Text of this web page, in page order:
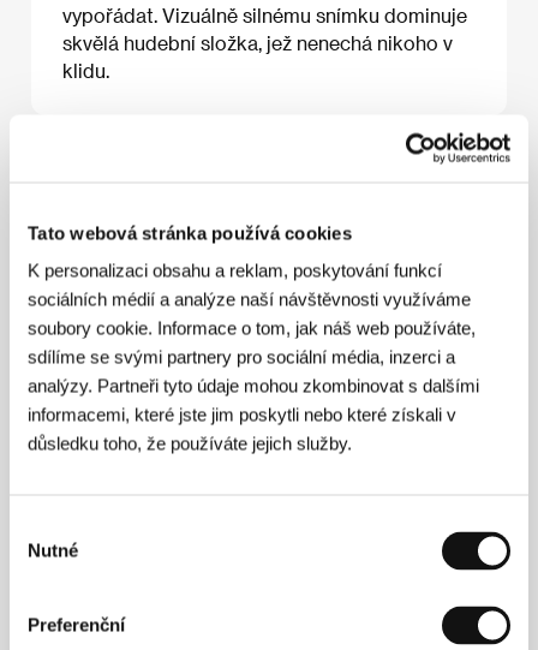
Tato webová stránka používá cookies
K personalizaci obsahu a reklam, poskytování funkcí
sociálních médií a analýze naší návštěvnosti využíváme
soubory cookie. Informace o tom, jak náš web používáte,
sdílíme se svými partnery pro sociální média, inzerci a
analýzy. Partneři tyto údaje mohou zkombinovat s dalšími
informacemi, které jste jim poskytli nebo které získali v
důsledku toho, že používáte jejich služby.
souhlasu
Nutné
Preferenční
vypořádat. Vizuálně silnému snímku dominuje
skvělá hudební složka, jež nenechá nikoho v
klidu.
110 min / Barevný, DCP
RežieLeszek Dawid/ ScénářMaciej Pisuk/
Kamera
Radosław Ładczuk / Hudba
Paktofonika,
Rahim, Fokus / StřihJarosław Kamiński /
ProducentJerzy Kapuściński, Łukasz Barczyk/
VýrobaStudio Filmowe Kadr/ HrajíMarcin
Kowalczyk, Tomasz Schuchardt, Dawid Ogrodnik/
Kontakt Studio Filmowe KADR